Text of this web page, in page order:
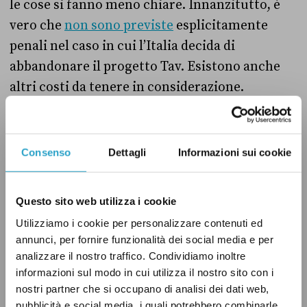
Consenso Dettagli Informazioni sui cookie
Questo sito web utilizza i cookie
Utilizziamo i cookie per personalizzare contenuti ed
annunci, per fornire funzionalità dei social media e per
analizzare il nostro traffico. Condividiamo inoltre
informazioni sul modo in cui utilizza il nostro sito con i
nostri partner che si occupano di analisi dei dati web,
le cose si fanno meno chiare. Innanzitutto, è
vero che non sono previste esplicitamente
penali nel caso in cui l’Italia decida di
abbandonare il progetto Tav. Esistono anche
altri costi da tenere in considerazione.
In primo luogo, sono già state investite risorse
già impiegate
per la realizzazione degli studi e
delle opere preliminari: 1,5 miliardi, di cui
Unione europea, che dunque potrebbero
richiederli indietro, senza contare i 375 milioni
già pagati dall’Italia.
A questi costi, vanno sommati i 451,26 milioni